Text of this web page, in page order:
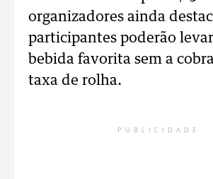
organizadores ainda
participantes poderão
bebida favorita sem a
taxa de rolha.
PUBLICIDADE